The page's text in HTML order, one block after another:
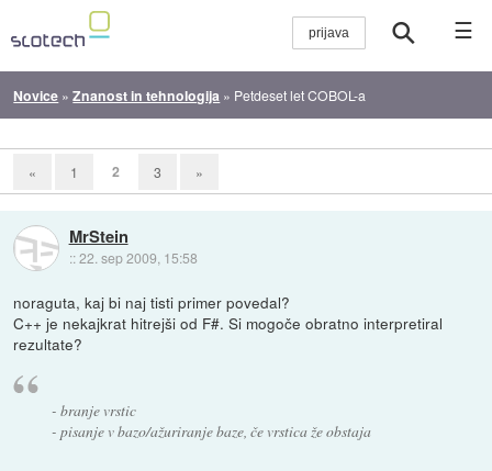
☰
Novice »Znanost in tehnologija » Petdeset let COBOL-a
« 1 2 3 »
MrStein
::22. sep 2009, 15:58
noraguta, kaj bi naj tisti primer povedal?
C++ je nekajkrat hitrejši od F#. Si mogoče obratno interpretiral
rezultate?
- branje vrstic
- pisanje v bazo/ažuriranje baze, če vrstica že obstaja